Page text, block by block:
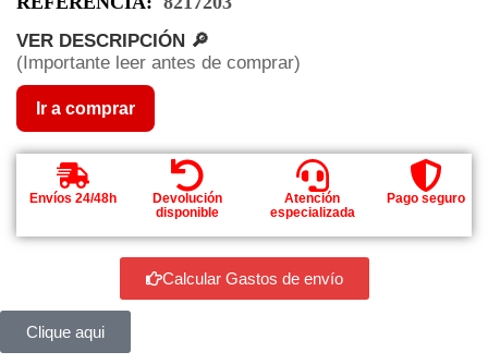
VER DESCRIPCIÓN 🔎
(Importante leer antes de comprar)
Ir a comprar
Envíos 24/48h
Devolución
disponible
Atención
especializada
Pago seguro
Calcular Gastos de envío
Clique aqui